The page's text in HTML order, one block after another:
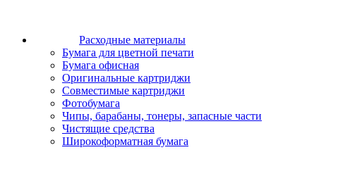
Расходные материалы
Бумага для цветной печати
Бумага офисная
Оригинальные картриджи
Совместимые картриджи
Фотобумага
Чипы, барабаны, тонеры, запасные части
Чистящие средства
Широкоформатная бумага